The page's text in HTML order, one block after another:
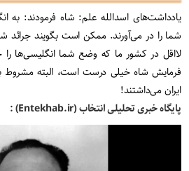
یادداشت‌های اسدالله علم: شاه فرمودند: به
شما را در می‌آورند. ممکن است بگویند جرائد
لااقل در کشور ما که وضع شما انگلیسی‌ها
فرمایش شاه خیلی درست است، البته مشروط
ایران می‌داشتند!
پایگاه خبری تحلیلی انتخاب (Entekhab.ir) :